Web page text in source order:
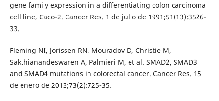
gene family expression in a differentiating colon carcinoma
cell line, Caco-2. Cancer Res. 1 de julio de 1991;51(13):3526-
33.
Fleming NI, Jorissen RN, Mouradov D, Christie M,
Sakthianandeswaren A, Palmieri M, et al. SMAD2, SMAD3
and SMAD4 mutations in colorectal cancer. Cancer Res. 15
de enero de 2013;73(2):725-35.